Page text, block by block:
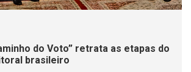
do Voto” retrata as etapas do
brasileiro